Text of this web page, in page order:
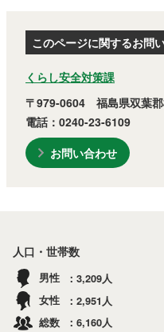
このページに関するお問
くらし安全対策課
〒979-0604 福島県双葉
電話：0240-23-6109
お問い合わせ
人口・世帯数
男性 3,209 人
女性
2,951 人
総数
6,160人